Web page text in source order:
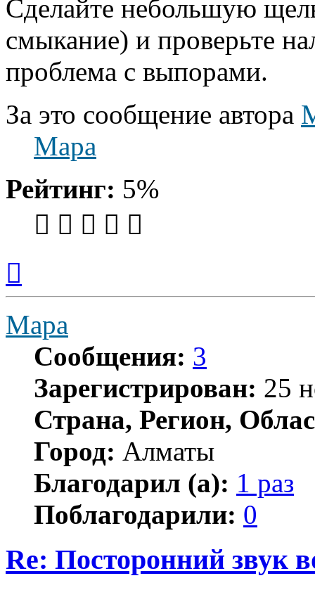
Сделайте небольшую
смыкание) и проверьте
проблема с выпорами.
За это сообщение автора
Мара
Рейтинг: 5%
началу
Мара
Сообщения: 3
Зарегистрирован: 25
Страна, Регион,
Город: Алматы
Благодарил (а): 1 раз
Поблагодарили: 0
Re: Посторонний звук